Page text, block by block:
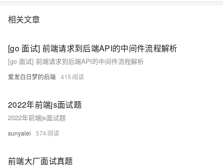
相关文章
[go 面试] 前端请求到后端API的中间件流程解析
[go 面试] 前端请求到后端API的中间件流程解析
爱发白日梦的后端 415
2022年前端js面试题
2022年前端js面试题
sunyalei 574
前端大厂面试真题